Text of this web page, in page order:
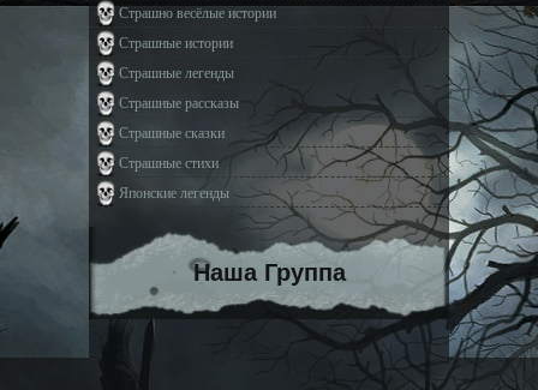
Страшно весёлые истории
Страшные истории
Страшные легенды
Страшные рассказы
Страшные сказки
Страшные стихи
Японские легенды
Наша Группа